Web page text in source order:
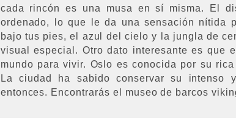
cada rincón es una musa en sí misma. El
ordenado, lo que le da una sensación nítida
bajo tus pies, el azul del cielo y la jungla de
visual especial. Otro dato interesante es que
mundo para vivir. Oslo es conocida por su
La ciudad ha sabido conservar su intenso
entonces. Encontrarás el museo de barcos